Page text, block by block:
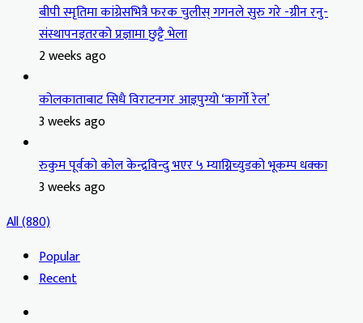
बीपी स्मृतिमा कांग्रेसभित्रै फरक चुलीस् गगनले सुरु गरे -ग्रीन रनु-
संस्थापनइतरको प्रज्ञामा छुट्टै भेला
2 weeks ago
कोलकाताबाट सिधै विराटनगर आइपुग्यो ‘कार्गो रेल’
3 weeks ago
रुकुम पूर्वको कोल केन्द्रविन्दु भएर ५ म्याग्निच्युडको भूकम्प धक्का
3 weeks ago
All (880)
Popular
Recent